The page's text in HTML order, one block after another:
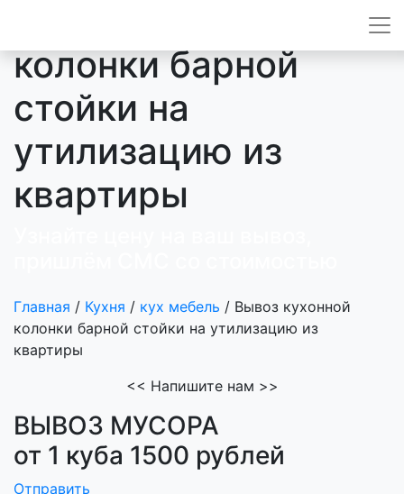
колонки барной
стойки на
утилизацию из
квартиры
Главная / Кухня / кух мебель / Вывоз кухонной
колонки барной стойки на утилизацию из
квартиры
<< Напишите нам >>
ВЫВОЗ МУСОРА
от 1 куба 1500 рублей
Отправить